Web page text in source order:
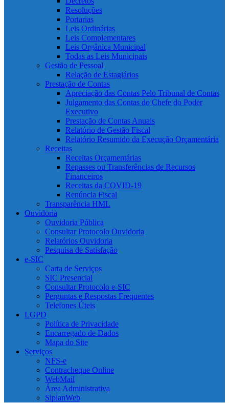
Resoluções
Portarias
Leis Ordinárias
Leis Complementares
Leis Orgânica Municipal
Todas as Leis Municipais
Gestão de Pessoal
Relação de Estagiários
Prestação de Contas
Apreciação das Contas Pelo Tribunal de Contas
Julgamento das Contas do Chefe do Poder
Executivo
Prestação de Contas Anuais
Relatório de Gestão Fiscal
Relatório Resumido da Execução Orçamentária
Receitas
Receitas Orçamentárias
Repasses ou Transferências de Recursos
Financeiros
Receitas da COVID-19
Renúncia Fiscal
Transparência HML
Ouvidoria
Ouvidoria Pública
Consultar Protocolo Ouvidoria
Relatórios Ouvidoria
Pesquisa de Satisfação
e-SIC
Carta de Serviços
SIC Presencial
Consultar Protocolo e-SIC
Perguntas e Respostas Frequentes
Telefones Úteis
LGPD
Política de Privacidade
Encarregado de Dados
Mapa do Site
Serviços
NFS-e
Contracheque Online
WebMail
Área Administrativa
SiplanWeb